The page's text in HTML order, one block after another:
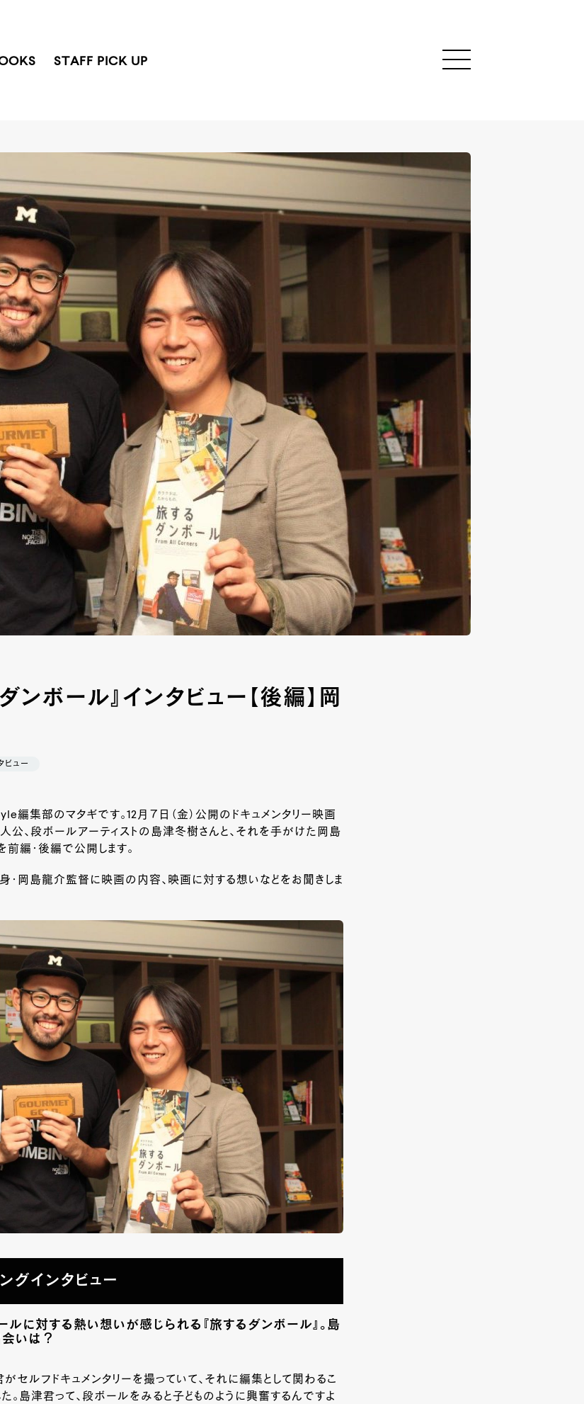
STAFF PICK UP
ンボール』インタビュー【後編】岡
ビュー
編集部のマタギです。12月７日（金）公開のドキュメンタリー映画
人公、段ボールアーティストの島津冬樹さんと、それを手がけた岡島
編・後編で公開します。
・岡島龍介監督に映画の内容、映画に対する想いなどをお聞きしま
グインタビュー
ルに対する熱い想いが感じられる『旅するダンボール』。島
いは？
がセルフドキュメンタリーを撮っていて、それに編集として関わるこ
。島津君って、段ボールをみると子どものように興奮するんですよ